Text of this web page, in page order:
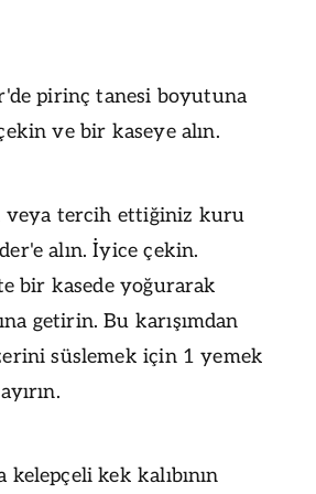
pirinç tanesi boyutuna
ve bir kaseye alın.
tercih ettiğiniz kuru
alın. İyice çekin.
bir kasede yoğurarak
getirin. Bu karışımdan
süslemek için 1 yemek
kelepçeli kek kalıbının